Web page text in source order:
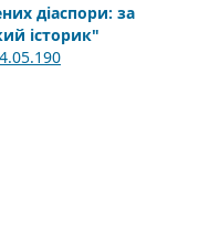
діаспори: за
історик"